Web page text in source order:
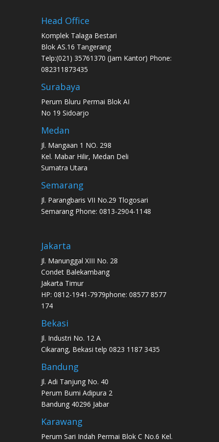
Head Office
Komplek Talaga Bestari
Blok AS.16 Tangerang
Telp:(021) 35761370 (Jam Kantor) Phone:
082311873435
Surabaya
Perum Bluru Permai Blok AI
No 19 Sidoarjo
Medan
Jl. Mangaan 1 NO. 298
Kel. Mabar Hilir, Medan Deli
Sumatra Utara
Semarang
Jl. Parangbaris VII No.29 Tlogosari
Semarang Phone: 0813-2904-1148
Jakarta
Jl. Manunggal XIII No. 28
Condet Balekambang
Jakarta Timur
HP: 0812-1941-7979phone: 08577 8577
174
Bekasi
Jl. Industri No. 12 A
Cikarang, Bekasi telp 0823 1187 3435
Bandung
Jl. Adi Tanjung No. 40
Perum Bumi Adipura 2
Bandung 40296 Jabar
Karawang
Perum Sari Indah Permai Blok C No.6 Kel.